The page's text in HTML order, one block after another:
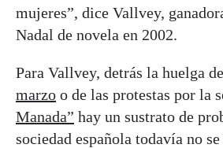
mujeres”, dice Vallvey,
Nadal de novela en 2002.
Para Vallvey, detrás la huelga
marzo o de las protestas por la
Manada” hay un sustrato de
sociedad española todavía no